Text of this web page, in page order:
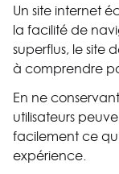
Un site internet
la facilité de
superflus, le site
à comprendre
En ne
utilisateurs
facilement ce
expérience.